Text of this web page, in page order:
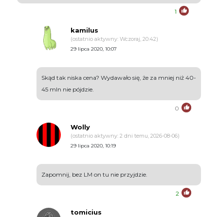
1
kamilus
(ostatnio aktywny: Wczoraj, 20:42)
29 lipca 2020, 10:07
Skąd tak niska cena? Wydawało się, że za mniej niż 40-
45 mln nie pójdzie.
0
Wolly
(ostatnio aktywny: 2 dni temu, 2026-08-06)
29 lipca 2020, 10:19
Zapomnij, bez LM on tu nie przyjdzie.
2
tomicius